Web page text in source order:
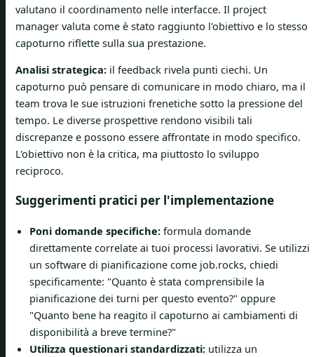
valutano il coordinamento nelle interfacce. Il project
manager valuta come è stato raggiunto l'obiettivo e lo stesso
capoturno riflette sulla sua prestazione.
Analisi strategica: il feedback rivela punti ciechi. Un
capoturno può pensare di comunicare in modo chiaro, ma il
team trova le sue istruzioni frenetiche sotto la pressione del
tempo. Le diverse prospettive rendono visibili tali
discrepanze e possono essere affrontate in modo specifico.
L'obiettivo non è la critica, ma piuttosto lo sviluppo
reciproco.
Suggerimenti pratici per l'implementazione
Poni domande specifiche: formula domande
direttamente correlate ai tuoi processi lavorativi. Se utilizzi
un software di pianificazione come job.rocks, chiedi
specificamente: "Quanto è stata comprensibile la
pianificazione dei turni per questo evento?" oppure
"Quanto bene ha reagito il capoturno ai cambiamenti di
disponibilità a breve termine?"
Utilizza questionari standardizzati: utilizza un